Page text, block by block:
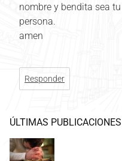
nombre y bendita sea
persona.
amen
Responder
ÚLTIMAS PUBLICACIONES